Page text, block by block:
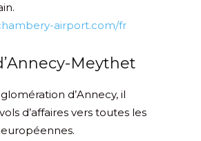
airport.com/fr
Meythet
d’Annecy, il
d’affaires vers toutes les